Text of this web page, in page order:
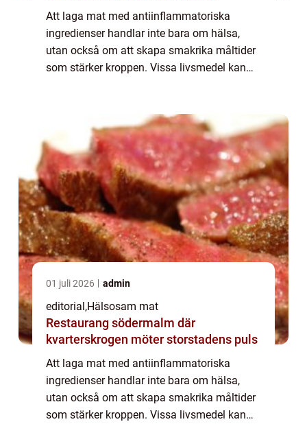
Att laga mat med antiinflammatoriska
ingredienser handlar inte bara om hälsa,
utan också om att skapa smakrika måltider
som stärker kroppen. Vissa livsmedel kan
01 juli 2026 admin
editorial,Hälsosam mat
Restaurang södermalm där
kvarterskrogen möter storstadens puls
Att laga mat med antiinflammatoriska
ingredienser handlar inte bara om hälsa,
utan också om att skapa smakrika måltider
som stärker kroppen. Vissa livsmedel kan